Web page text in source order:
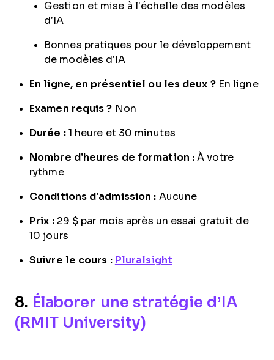
Gestion et mise à l’échelle des modèles
d’IA
Bonnes pratiques pour le développement
de modèles d’IA
En ligne, en présentiel ou les deux ?En ligne
Examen requis ? Non
Durée :1 heure et 30 minutes
Nombre d’heures de formation : À votre
rythme
Conditions d’admission : Aucune
Prix :29 $ par mois après un essai gratuit de
10 jours
Suivre le cours : Pluralsight
8. Élaborer une stratégie d’IA
(RMIT University)